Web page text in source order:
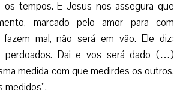
tempos. E Jesus nos assegura que
marcado pelo amor para com
mal, não será em vão. Ele diz:
perdoados. Dai e vos será dado (…)
medida com que medirdes os outros,
medidos”.